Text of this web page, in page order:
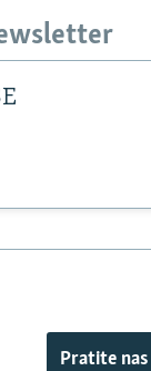
Pratite nas